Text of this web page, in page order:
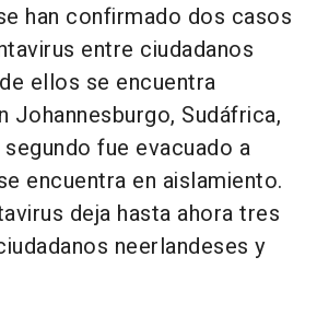
han confirmado dos casos
entre ciudadanos
ellos se encuentra
Johannesburgo, Sudáfrica,
fue evacuado a
encuentra en aislamiento.
deja hasta ahora tres
neerlandeses y